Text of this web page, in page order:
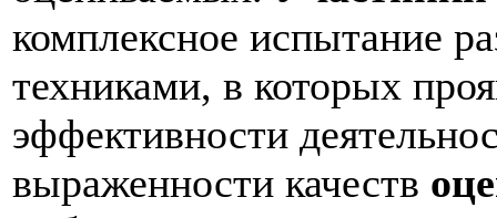
комплексное испытание
техниками, в которых
эффективности
выраженности качеств